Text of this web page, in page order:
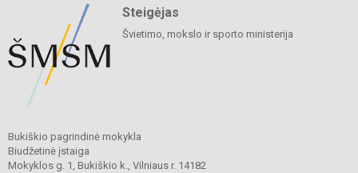
Steigėjas
Švietimo, mokslo ir sporto ministerija
Bukiškio pagrindinė mokykla
Biudžetinė įstaiga
Mokyklos g. 1, Bukiškio k., Vilniaus r. 14182